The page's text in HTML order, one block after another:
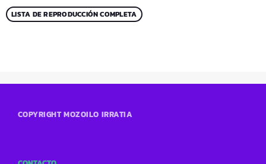
LISTA DE REPRODUCCIÓN COMPLETA
COPYRIGHT MOZOILO IRRATIA